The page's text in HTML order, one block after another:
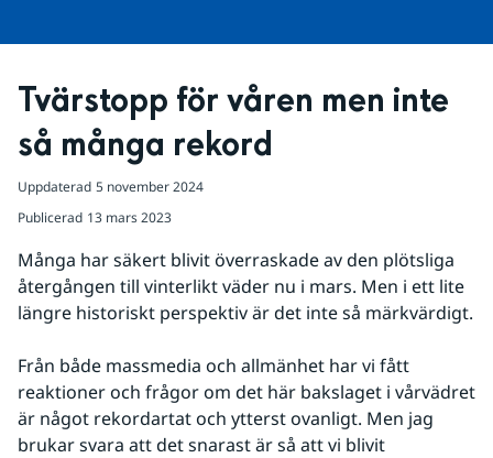
Tvärstopp för våren men inte
så många rekord
Uppdaterad 5 november 2024
Publicerad 13 mars 2023
Många har säkert blivit överraskade av den plötsliga
återgången till vinterlikt väder nu i mars. Men i ett lite
längre historiskt perspektiv är det inte så märkvärdigt.
Från både massmedia och allmänhet har vi fått
reaktioner och frågor om det här bakslaget i vårvädret
är något rekordartat och ytterst ovanligt. Men jag
brukar svara att det snarast är så att vi blivit